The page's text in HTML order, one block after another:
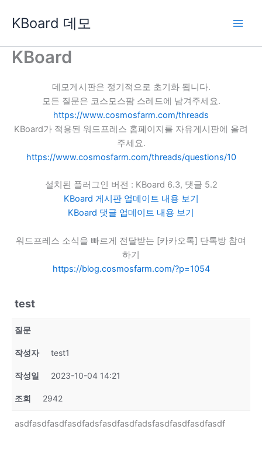
로
KBoard 데모
KBoard
데모게시판은 정기적으로 초기화 됩니다.
모든 질문은 코스모스팜 스레드에 남겨주세요.
https://www.cosmosfarm.com/threads
KBoard가 적용된 워드프레스 홈페이지를 자유게시판에 올려
주세요.
https://www.cosmosfarm.com/threads/questions/10
설치된 플러그인 버전 : KBoard 6.3, 댓글 5.2
KBoard 게시판 업데이트 내용 보기
KBoard 댓글 업데이트 내용 보기
워드프레스 소식을 빠르게 전달받는 [카카오톡] 단톡방 참여
하기
https://blog.cosmosfarm.com/?p=1054
test
질문
작성자 test1
작성일 2023-10-04 14:21
조회 2942
asdfasdfasdfasdfadsfasdfasdfadsfasdfasdfasdfasdf